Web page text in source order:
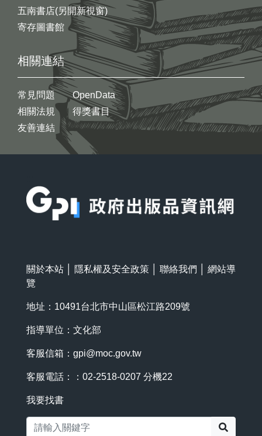
五南書店(另開新視窗)
寄存圖書館
相關連結
常見問題
相關法規
友善連結
OpenData
得獎書目
關於本站 隱私權及安全政策 聯絡我們
網站導
覽
地址：10491台北市中山區松江路209號
指導單位：文化部
客服信箱： gpi@moc.gov.tw
客服電話：：02-2518-0207 分機22
我要找書